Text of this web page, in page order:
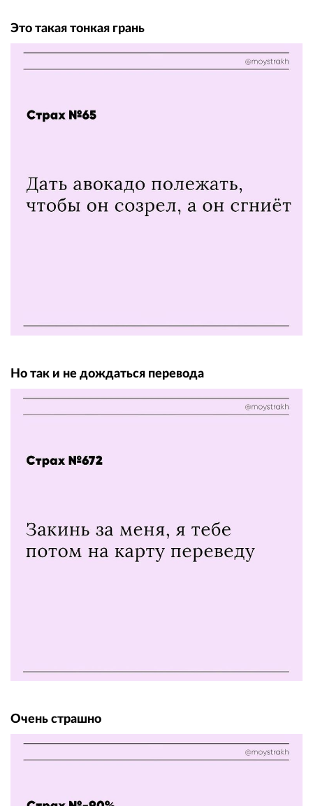
Это такая тонкая грань
Но так и не дождаться перевода
Очень страшно